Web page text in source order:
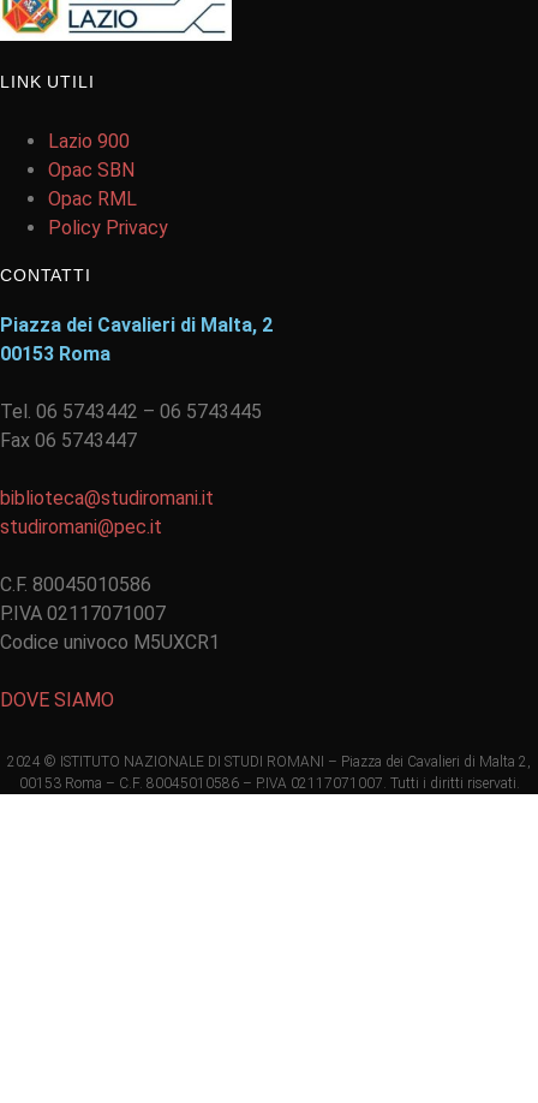
LINK UTILI
Lazio 900
Opac SBN
Opac RML
Policy Privacy
CONTATTI
Piazza dei Cavalieri di Malta, 2
00153 Roma
Tel. 06 5743442 – 06 5743445
Fax 06 5743447
biblioteca@studiromani.it
studiromani@pec.it
C.F. 80045010586
P.IVA 02117071007
Codice univoco M5UXCR1
DOVE SIAMO
2024 © ISTITUTO NAZIONALE DI STUDI ROMANI – Piazza dei Cavalieri di Malta 2,
00153 Roma – C.F. 80045010586 – P.IVA 02117071007. Tutti i diritti riservati.